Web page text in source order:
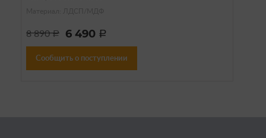
8 890a 6 490 a
Сообщить о поступлении